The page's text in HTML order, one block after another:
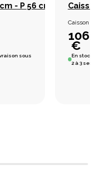
- P 56 cm blanc
sous
Caisson
106
€
En stock
2 à 3